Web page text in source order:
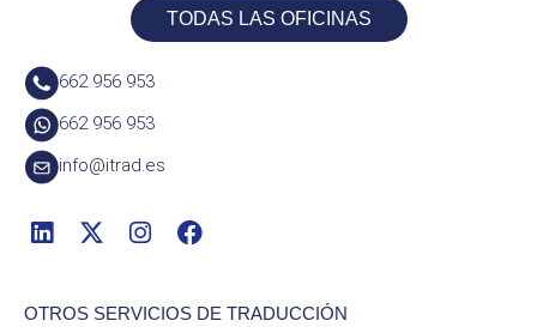
TODAS LAS OFICINAS
662 956 953
662 956 953
info@itrad.es
OTROS SERVICIOS DE TRADUCCIÓN